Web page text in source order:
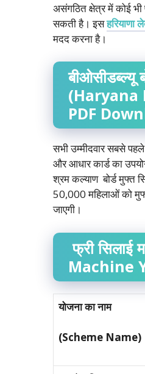
असंगठित क्षेत्र में कोई भी
सकती है। इसहरियाणा
मदद करना है।
बीओसीडब्ल्यू
(Haryana
PDF
सभी उम्मीदवार सबसे
और आधार कार्ड का
श्रम कल्याण बोर्ड मुफ्त
50,000 महिलाओं को
जाएगी।
फ्री सिलाई
Machine
योजनाकानाम
(Scheme Name)